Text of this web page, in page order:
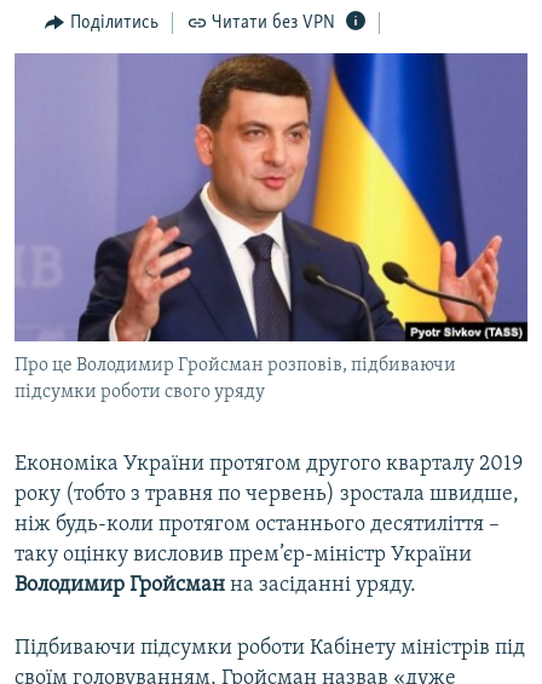
Перейти
до
ПОГЛЯД
ВІДЕОУРОКИ «ELIFBE»
СВІДЧЕННЯ ОКУПАЦІЇ
УКРАЇНСЬКА ПРОБЛЕМА КРИМУ
ІНФОГРАФІКА
ЯК ОБІЙТИ БЛОКУВАННЯ
Русский
Qırımtatar
ДОЛУЧАЙСЯ!
Усі сайти RFE/RL
Поділитись Читати без VPN
Про це Володимир Гройсман розповів, підбиваючи
підсумки роботи свого уряду
Економіка України протягом другого кварталу 2019
року (тобто з травня по червень) зростала швидше,
ніж будь-коли протягом останнього десятиліття –
таку оцінку висловив прем’єр-міністр України
Володимир Гройсман на засіданні уряду.
Підбиваючи підсумки роботи Кабінету міністрів під
своїм головуванням, Гройсман назвав «дуже